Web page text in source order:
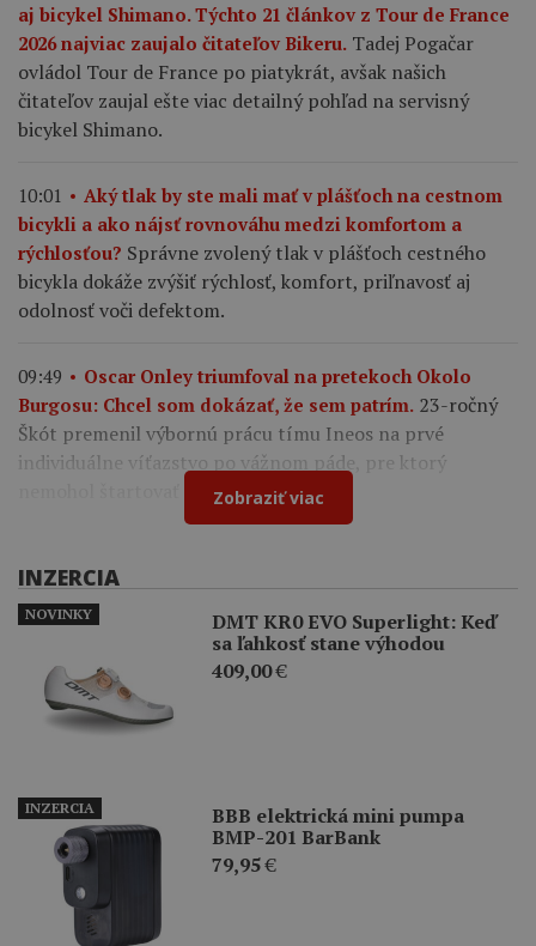
aj bicykel Shimano. Týchto 21 článkov z Tour de France
2026 najviac zaujalo čitateľov Bikeru. Tadej Pogačar
ovládol Tour de France po piatykrát, avšak našich
čitateľov zaujal ešte viac detailný pohľad na servisný
bicykel Shimano.
10:01
Aký tlak by ste mali mať v plášťoch na cestnom
bicykli a ako nájsť rovnováhu medzi komfortom a
rýchlosťou? Správne zvolený tlak v plášťoch cestného
bicykla dokáže zvýšiť rýchlosť, komfort, priľnavosť aj
odolnosť voči defektom.
09:49
Oscar Onley triumfoval na pretekoch Okolo
Burgosu: Chcel som dokázať, že sem patrím. 23-ročný
Škót premenil výbornú prácu tímu Ineos na prvé
individuálne víťazstvo po vážnom páde, pre ktorý
nemohol štartovať na Tour de France.
Zobraziť viac
INZERCIA
DMT KR0 EVO Superlight: Keď
sa ľahkosť stane výhodou
409,00€
NOVINKY
BBB elektrická mini pumpa
BMP-201 BarBank
79,95€
INZERCIA